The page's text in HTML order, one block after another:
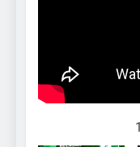
1